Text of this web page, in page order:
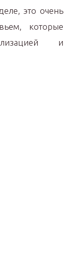
это очень
которые
и